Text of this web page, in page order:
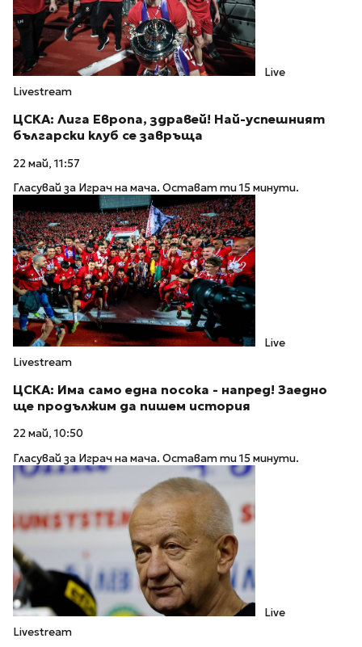
Live
Livestream
ЦСКА: Лига Европа, здравей! Най-успешният
български клуб се завръща
22 май, 11:57
Гласувай за Играч на мача. Остават ти 15 минути.
Live
Livestream
ЦСКА: Има само една посока - напред! Заедно
ще продължим да пишем история
22 май, 10:50
Гласувай за Играч на мача. Остават ти 15 минути.
Live
Livestream